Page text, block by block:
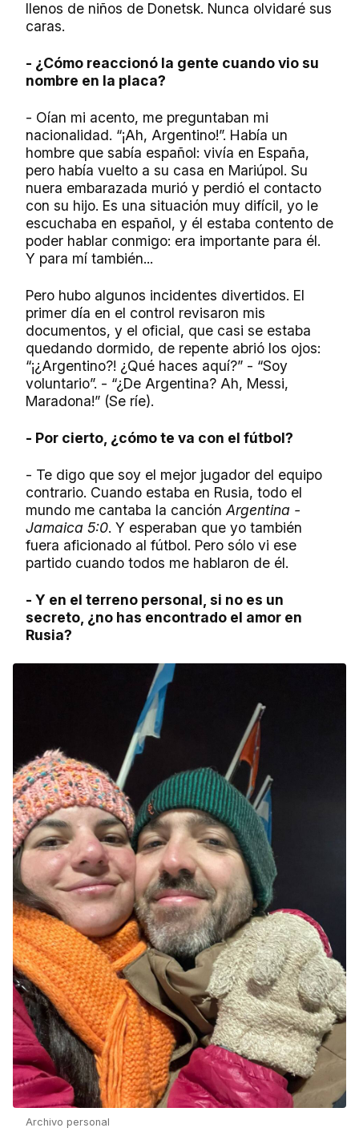
llenos de niños de Donetsk. Nunca olvidaré sus
caras.
- ¿Cómo reaccionó la gente cuando vio su
nombre en la placa?
- Oían mi acento, me preguntaban mi
nacionalidad. “¡Ah, Argentino!”. Había un
hombre que sabía español: vivía en España,
pero había vuelto a su casa en Mariúpol. Su
nuera embarazada murió y perdió el contacto
con su hijo. Es una situación muy difícil, yo le
escuchaba en español, y él estaba contento de
poder hablar conmigo: era importante para él.
Y para mí también...
Pero hubo algunos incidentes divertidos. El
primer día en el control revisaron mis
documentos, y el oficial, que casi se estaba
quedando dormido, de repente abrió los ojos:
“¡¿Argentino?! ¿Qué haces aquí?” - “Soy
voluntario”. - “¿De Argentina? Ah, Messi,
Maradona!” (Se ríe).
- Por cierto, ¿cómo te va con el fútbol?
- Te digo que soy el mejor jugador del equipo
contrario. Cuando estaba en Rusia, todo el
mundo me cantaba la canciónArgentina -
Jamaica 5:0. Y esperaban que yo también
fuera aficionado al fútbol. Pero sólo vi ese
partido cuando todos me hablaron de él.
- Y en el terreno personal, si no es un
secreto, ¿no has encontrado el amor en
Rusia?
Archivo personal